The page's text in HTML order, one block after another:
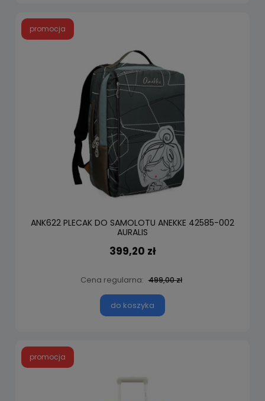
ANK622 PLECAK DO SAMOLOTU ANEKKE 42585-002
AURALIS
399,20 zł
Cena regularna: 499,00 zł
do koszyka
promocja
promocja